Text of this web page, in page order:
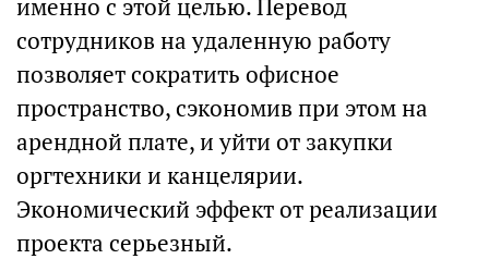
именно с этой целью. Перевод
сотрудников на удаленную работу
позволяет сократить офисное
пространство, сэкономив при этом на
арендной плате, и уйти от закупки
оргтехники и канцелярии.
Экономический эффект от реализации
проекта серьезный.